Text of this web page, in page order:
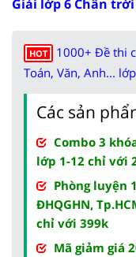
Giải lớp 6 Chân
HOT
1000+ Đề thi
Toán, Văn, Anh...
Các sản
Combo 3
lớp 1-12 chỉ với
Phòng luyện
ĐHQGHN,
chỉ với 399k
Mã giảm giá